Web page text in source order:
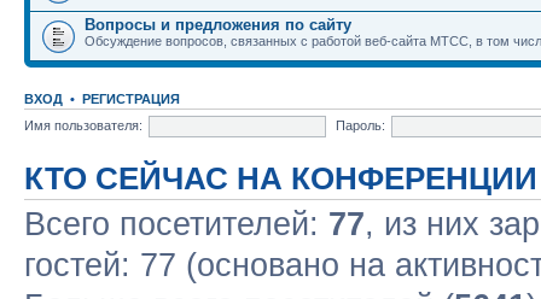
Вопросы и предложения по сайту
Обсуждение вопросов, связанных с работой веб-сайта МТСС, в том
ВХОД • РЕГИСТРАЦИЯ
Имя пользователя:
Пароль:
КТО СЕЙЧАС НА КОНФЕРЕНЦИИ
Всего посетителей: 77, из них
гостей: 77 (основано на